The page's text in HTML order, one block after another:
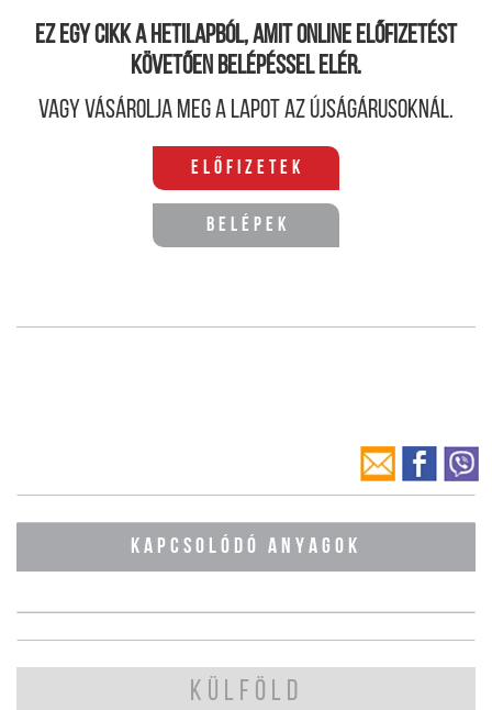
Ez egy cikk a hetilapból, amit online előfizetést
követően belépéssel elér.
Vagy vásárolja meg a lapot az újságárusoknál.
Előfizetek
Belépek
KAPCSOLÓDÓ ANYAGOK
KÜLFÖLD